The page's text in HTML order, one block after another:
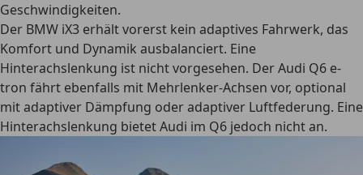
Geschwindigkeiten.
Der BMW iX3 erhält vorerst kein adaptives Fahrwerk, das
Komfort und Dynamik ausbalanciert. Eine
Hinterachslenkung ist nicht vorgesehen. DerAudi Q6 e-
tron fährt ebenfalls mit Mehrlenker-Achsen vor, optional
mit adaptiver Dämpfung oder adaptiver Luftfederung. Eine
Hinterachslenkung bietet Audi im Q6 jedoch nicht an.